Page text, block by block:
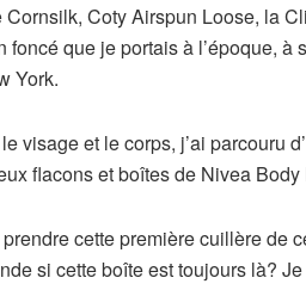
Coty Airspun Loose, la
foncé que je portais à l’époque,
York.
visage et le corps, j’ai parcouru
flacons et boîtes de Nivea
cette première cuillère de
si cette boîte est toujours là?